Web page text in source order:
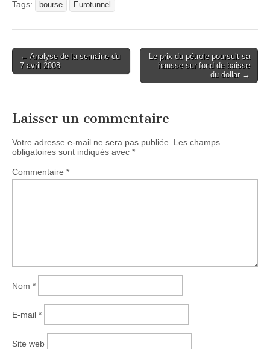
Tags: bourse Eurotunnel
Post
navigation
← Analyse de la semaine du
7 avril 2008
Le prix du pétrole poursuit sa
hausse sur fond de baisse
du dollar →
Laisser un commentaire
Votre adresse e-mail ne sera pas publiée.
Les champs
obligatoires sont indiqués avec *
Commentaire *
Nom *
E-mail *
Site web